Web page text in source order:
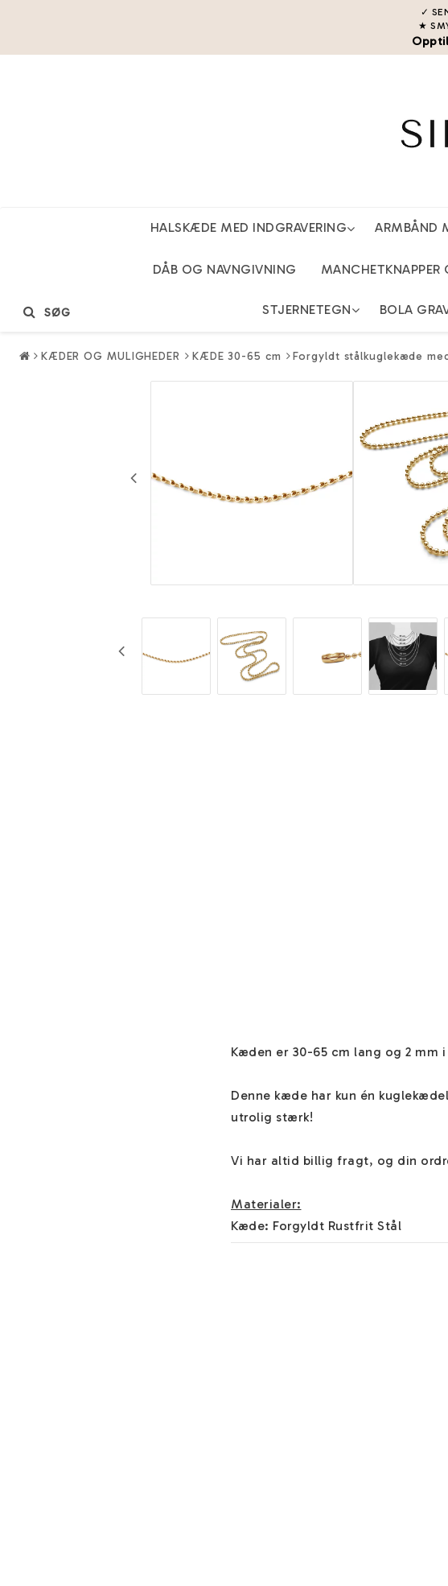
✓
★
Opptil
HALSKÆDE MED INDGRAVERING ARMBÅND
DÅB OG NAVNGIVNING MANCHETKNAPPER
STJERNETEGN BOLA
SØG
KÆDER OG MULIGHEDER KÆDE 30-65 cm Forgyldt stålkuglekæde
Kæden er 30-65 cm lang og 2 mm
Denne kæde har kun én
utrolig stærk!
Vi har altid billig fragt, og din
Materialer:
Kæde: Forgyldt Rustfrit Stål